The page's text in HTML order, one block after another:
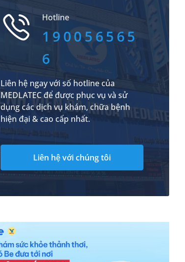
Hotline
190056565
6
Liên hệ ngay với số hotline của
MEDLATEC để được phục vụ và sử
dụng các dịch vụ khám, chữa bệnh
hiện đại & cao cấp nhất.
Liên hệ với chúng tôi